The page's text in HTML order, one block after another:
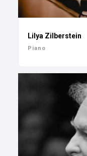
Lilya Zilberstein
Piano